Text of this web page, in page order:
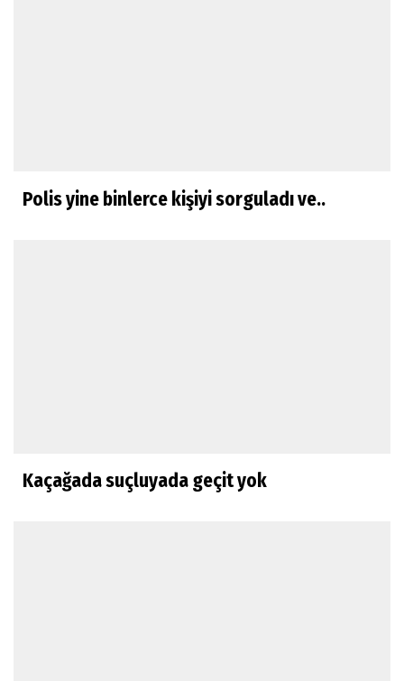
Polis yine binlerce kişiyi sorguladı ve..
Kaçağada suçluyada geçit yok